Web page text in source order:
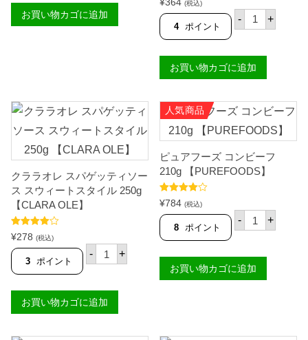
ー
ズ
シ
【
P
U
R
E
F
O
O
D
お買い物カゴに追加
4.50 の評価
(税込)
4 ポイント
- ア
ラ
エ
バ
ポ
ー
ダ
(
エ
ミ
ル
ク
糖
練
乳
3
6
0
+
お買い物カゴに追加
クララオレ スパゲッティソー
ス スウィートスタイル 250g
【CLARA OLE】
5段階中
4.00 の評
価
¥278 (税込)
3 ポイント
- ク
ラ
レ
ス
パ
ッ
+
お買い物カゴに追加
人気商品
ピュアフーズ コンビーフ
210g 【PUREFOODS】
5段階中
4.60 の評価
¥784 (税込)
8 ポイント
- ピ
ュ
ー
ズ
コ
2
+
お買い物カゴに追加